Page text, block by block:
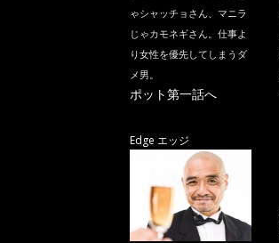
ゃシャッチョさん、マニラ
じゃカモネギさん。仕事よ
り女性を優先してしまうダ
メ男。
ポット第一話へ
Edge エッジ